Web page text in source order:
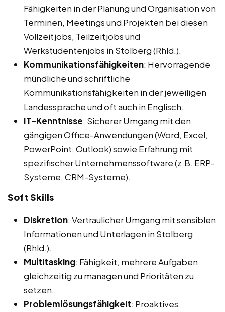
Fähigkeiten in der Planung und Organisation von
Terminen, Meetings und Projekten bei diesen
Vollzeitjobs, Teilzeitjobs und
Werkstudentenjobs in Stolberg (Rhld.).
Kommunikationsfähigkeiten: Hervorragende
mündliche und schriftliche
Kommunikationsfähigkeiten in der jeweiligen
Landessprache und oft auch in Englisch.
IT-Kenntnisse: Sicherer Umgang mit den
gängigen Office-Anwendungen (Word, Excel,
PowerPoint, Outlook) sowie Erfahrung mit
spezifischer Unternehmenssoftware (z.B. ERP-
Systeme, CRM-Systeme).
Soft Skills
Diskretion: Vertraulicher Umgang mit sensiblen
Informationen und Unterlagen in Stolberg
(Rhld.).
Multitasking: Fähigkeit, mehrere Aufgaben
gleichzeitig zu managen und Prioritäten zu
setzen.
Problemlösungsfähigkeit: Proaktives